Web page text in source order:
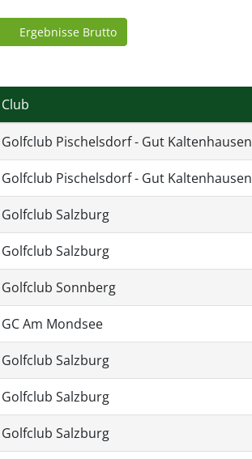
Ergebnisse Brutto
Club
Golfclub Pischelsdorf - Gut Kaltenhausen
Golfclub Pischelsdorf - Gut Kaltenhausen
Golfclub Salzburg
Golfclub Salzburg
Golfclub Sonnberg
GC Am Mondsee
Golfclub Salzburg
Golfclub Salzburg
Golfclub Salzburg